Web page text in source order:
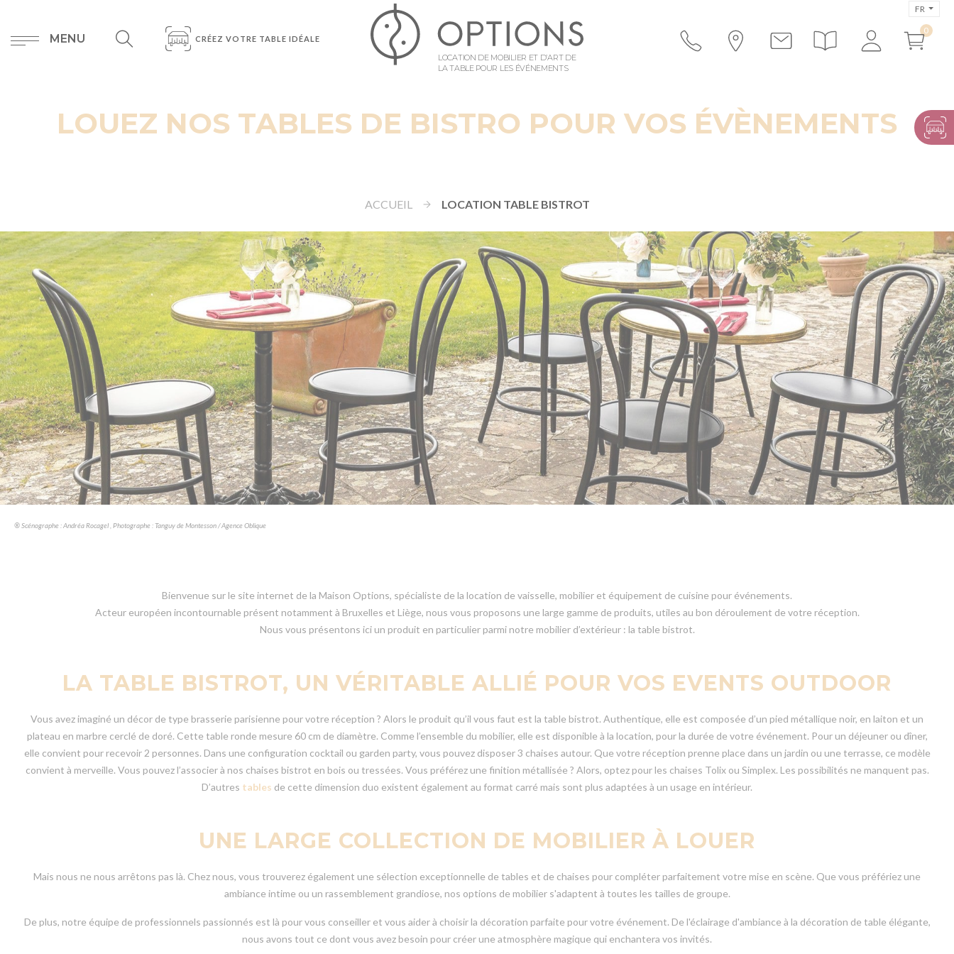
MENU CRÉEZ VOTRE TABLE IDÉALE
LOCATION DE MOBILIER ET D’ART DE
LA TABLE POUR LES ÉVÉNEMENTS
FR
LOUEZ NOS TABLES DE BISTRO POUR VOS ÉVÈNEMENTS
ACCUEIL LOCATION TABLE BISTROT
® Scénographe : Andréa Rocagel , Photographe : Tanguy de Montesson / Agence Oblique
Bienvenue sur le site internet de la Maison Options, spécialiste de la location de vaisselle, mobilier et équipement de cuisine pour événements.
Acteur européen incontournable présent notamment à Bruxelles et Liège, nous vous proposons une large gamme de produits, utiles au bon déroulement de votre réception.
Nous vous présentons ici un produit en particulier parmi notre mobilier d’extérieur : la table bistrot.
LA TABLE BISTROT, UN VÉRITABLE ALLIÉ POUR VOS EVENTS OUTDOOR
Vous avez imaginé un décor de type brasserie parisienne pour votre réception ? Alors le produit qu’il vous faut est la table bistrot. Authentique, elle est composée d’un pied métallique noir, en laiton et un
plateau en marbre cerclé de doré. Cette table ronde mesure 60 cm de diamètre. Comme l’ensemble du mobilier, elle est disponible à la location, pour la durée de votre événement. Pour un déjeuner ou dîner,
elle convient pour recevoir 2 personnes. Dans une configuration cocktail ou garden party, vous pouvez disposer 3 chaises autour. Que votre réception prenne place dans un jardin ou une terrasse, ce modèle
convient à merveille. Vous pouvez l’associer à nos chaises bistrot en bois ou tressées. Vous préférez une finition métallisée ? Alors, optez pour les chaises Tolix ou Simplex. Les possibilités ne manquent pas.
D’autres tables de cette dimension duo existent également au format carré mais sont plus adaptées à un usage en intérieur.
UNE LARGE COLLECTION DE MOBILIER À LOUER
Mais nous ne nous arrêtons pas là. Chez nous, vous trouverez également une sélection exceptionnelle de tables et de chaises pour compléter parfaitement votre mise en scène. Que vous préfériez une
ambiance intime ou un rassemblement grandiose, nos options de mobilier s'adaptent à toutes les tailles de groupe.
De plus, notre équipe de professionnels passionnés est là pour vous conseiller et vous aider à choisir la décoration parfaite pour votre événement. De l'éclairage d'ambiance à la décoration de table élégante,
nous avons tout ce dont vous avez besoin pour créer une atmosphère magique qui enchantera vos invités.